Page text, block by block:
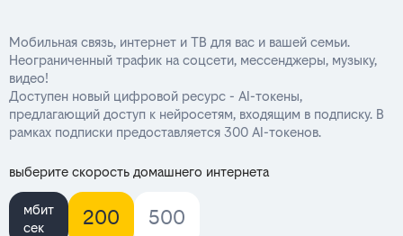
Мобильная связь, интернет и ТВ для вас и вашей семьи.
Неограниченный трафик на соцсети, мессенджеры, музыку,
видео!
Доступен новый цифровой ресурс - AI-токены,
предлагающий доступ к нейросетям, входящим в подписку. В
рамках подписки предоставляется 300 AI-токенов.
выберите скорость домашнего интернета
мбит
сек
200 500